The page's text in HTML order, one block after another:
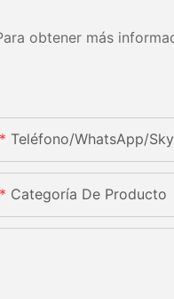
obtener más
Teléfono/WhatsApp/
Categoría De Producto